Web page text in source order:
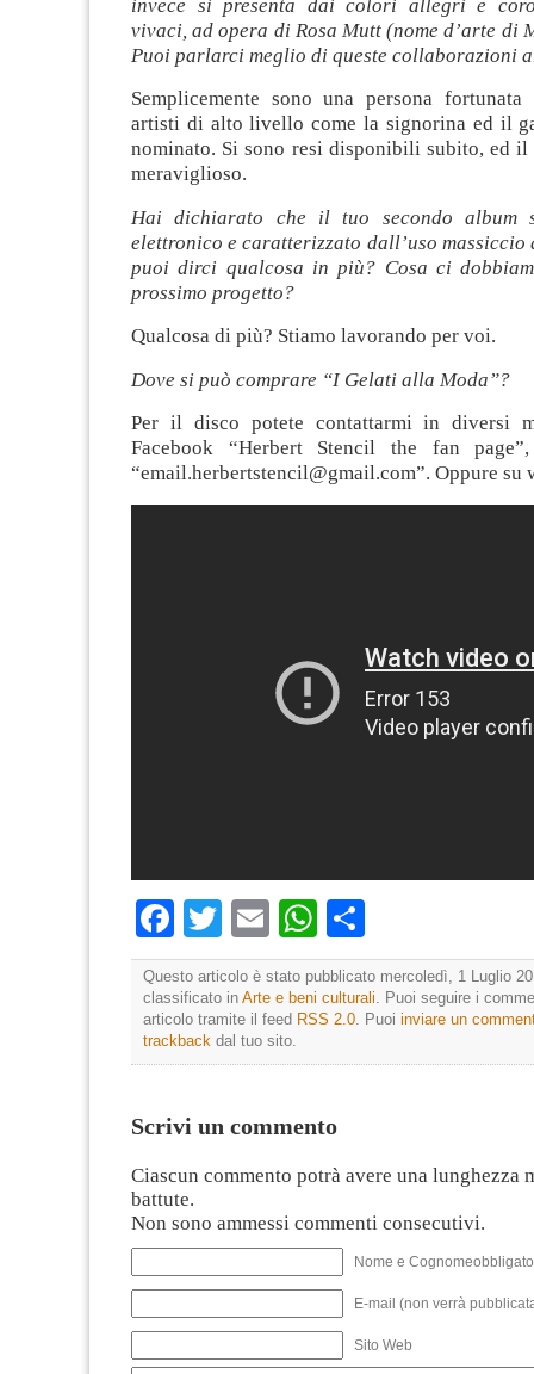
invece si presenta dai colori allegri e
vivaci, ad opera di Rosa Mutt (nome d’arte di
Puoi parlarci meglio di queste collaborazioni
Semplicemente sono una persona
artisti di alto livello come la signorina ed il
nominato. Si sono resi disponibili subito, ed il
meraviglioso.
Hai dichiarato che il tuo secondo album
elettronico e caratterizzato dall’uso
puoi dirci qualcosa in più? Cosa ci
prossimo progetto?
Qualcosa di più? Stiamo lavorando per voi.
Dove si può comprare “I Gelati alla Moda”?
Per il disco potete contattarmi in diversi
Facebook “Herbert Stencil the fan
“email.herbertstencil@gmail.com”. Oppure su
Facebook
Twitter
EmailWhatsApp
Questo articolo è stato pubblicato mercoledì, 1 Luglio
classificato in Arte e beni culturali . Puoi seguire i
articolo tramite il feed RSS 2.0 . Puoi inviare un
trackback dal tuo sito.
Scrivi un commento
Ciascun commento potrà avere una lunghezza
battute.
Non sono ammessi commenti consecutivi.
Nome e
E-mail (non verrà
Sito Web